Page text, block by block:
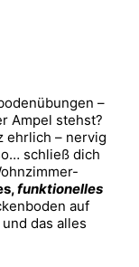
–
Ampel stehst?
ehrlich – nervig
schließ dich
funktionelles
auf
das alles